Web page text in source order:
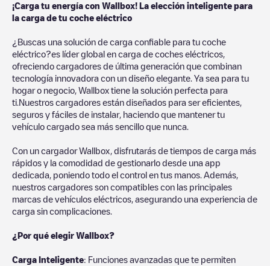
¡Carga tu energía con Wallbox! La elección inteligente para
la carga de tu coche eléctrico
¿Buscas una solución de carga confiable para tu coche
eléctrico?es líder global en carga de coches eléctricos,
ofreciendo cargadores de última generación que combinan
tecnología innovadora con un diseño elegante. Ya sea para tu
hogar o negocio, Wallbox tiene la solución perfecta para
ti.Nuestros cargadores están diseñados para ser eficientes,
seguros y fáciles de instalar, haciendo que mantener tu
vehículo cargado sea más sencillo que nunca.
Con un cargador Wallbox, disfrutarás de tiempos de carga más
rápidos y la comodidad de gestionarlo desde una app
dedicada, poniendo todo el control en tus manos. Además,
nuestros cargadores son compatibles con las principales
marcas de vehículos eléctricos, asegurando una experiencia de
carga sin complicaciones.
¿Por qué elegir Wallbox?
Carga Inteligente: Funciones avanzadas que te permiten